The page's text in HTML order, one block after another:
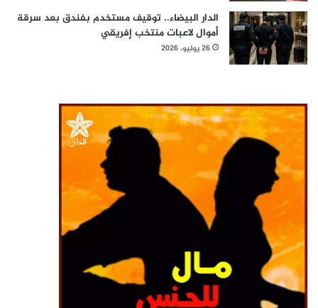
الدار البيضاء.. توقيف مستخدم بفندق بعد سرقة
أموال لاعبات منتخب إفريقي
26 يوليو، 2026